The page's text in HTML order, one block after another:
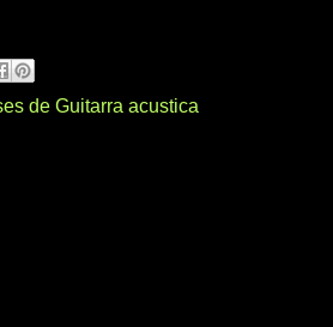
de Guitarra acustica